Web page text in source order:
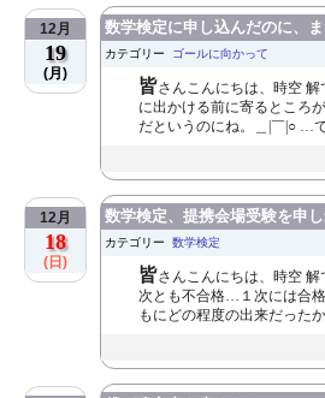
12月
19
(月)
数学検定に申し込んだのに、
カテゴリー ゴールに向かって
皆さんこんにちは、時空
に出かける前に寄るところ
だというのにね。＿|￣|○ …
12月
18
(日)
数学検定、提携会場受験を申
カテゴリー 数学検定
皆さんこんにちは、時空
次とも不合格…１次には合
もにどの程度の出来だった